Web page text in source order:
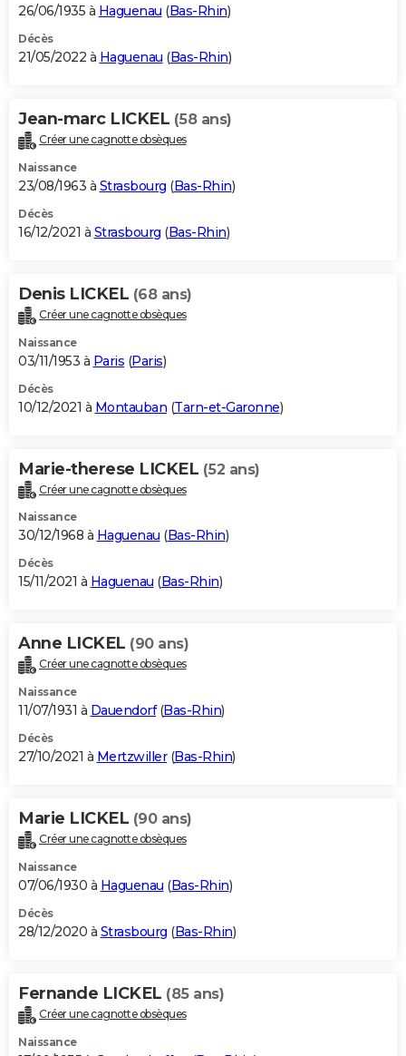
26/06/1935 à Haguenau (Bas-Rhin)
Décès
21/05/2022 à Haguenau (Bas-Rhin)
Jean-marc LICKEL (58 ans)
Créer une cagnotte obsèques
Naissance
23/08/1963 à Strasbourg (Bas-Rhin)
Décès
16/12/2021 à Strasbourg (Bas-Rhin)
Denis LICKEL (68 ans)
Créer une cagnotte obsèques
Naissance
03/11/1953 à Paris (Paris)
Décès
10/12/2021 à Montauban (Tarn-et-Garonne)
Marie-therese LICKEL (52 ans)
Créer une cagnotte obsèques
Naissance
30/12/1968 à Haguenau (Bas-Rhin)
Décès
15/11/2021 à Haguenau (Bas-Rhin)
Anne LICKEL (90 ans)
Créer une cagnotte obsèques
Naissance
11/07/1931 à Dauendorf(Bas-Rhin)
Décès
27/10/2021 à Mertzwiller(Bas-Rhin)
Marie LICKEL (90 ans)
Créer une cagnotte obsèques
Naissance
07/06/1930 à Haguenau (Bas-Rhin)
Décès
28/12/2020 à Strasbourg (Bas-Rhin)
Fernande LICKEL (85 ans)
Créer une cagnotte obsèques
Naissance